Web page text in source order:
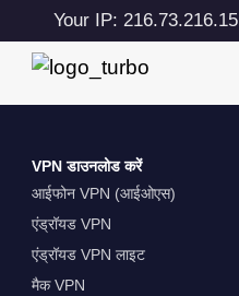
Your IP: 216.73.216.15
VPN डाउनलोड करें
आईफोन VPN (आईओएस)
एंड्रॉयड VPN
एंड्रॉयड VPN लाइट
मैक VPN